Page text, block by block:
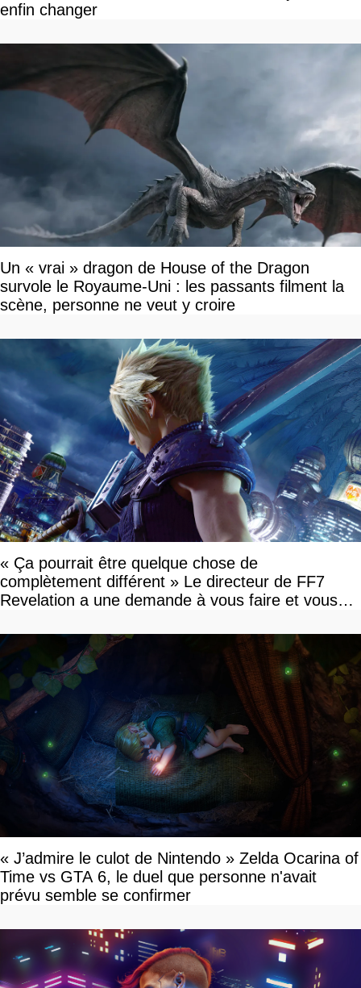
enfin changer
Un « vrai » dragon de House of the Dragon
survole le Royaume-Uni : les passants filment la
scène, personne ne veut y croire
« Ça pourrait être quelque chose de
complètement différent » Le directeur de FF7
Revelation a une demande à vous faire et vous
« J’admire le culot de Nintendo » Zelda Ocarina of
Time vs GTA 6, le duel que personne n'avait
prévu semble se confirmer